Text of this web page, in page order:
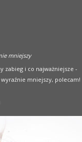
mniejszy
zabieg i co najważniejsze -
mniejszy, polecam!